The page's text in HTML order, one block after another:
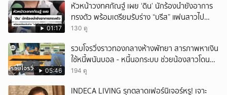
01:17
หัวหน้าวงทศกัณฐ์ เผย ‘ดิน’ นักร้องนำยังอาการ
ทรงตัว พร้อมเตรียมรับร่าง “บรีส” แฟนสาวไป
ประกอบพิธี
130 ดู
05:46
รวบโจรวิ่งราวทองกลางห้างพัทยา สารภาพหาเงิน
ใช้หนี้พนันบอล - หนี้นอกระบบ ช่วยน้องสาวโดนจับ
คดีบัญชีม้า จ.ชลบุรี
194 ดู
INDECA LIVING รุกตลาดเฟอร์นิเจอร์หรู! เจาะ